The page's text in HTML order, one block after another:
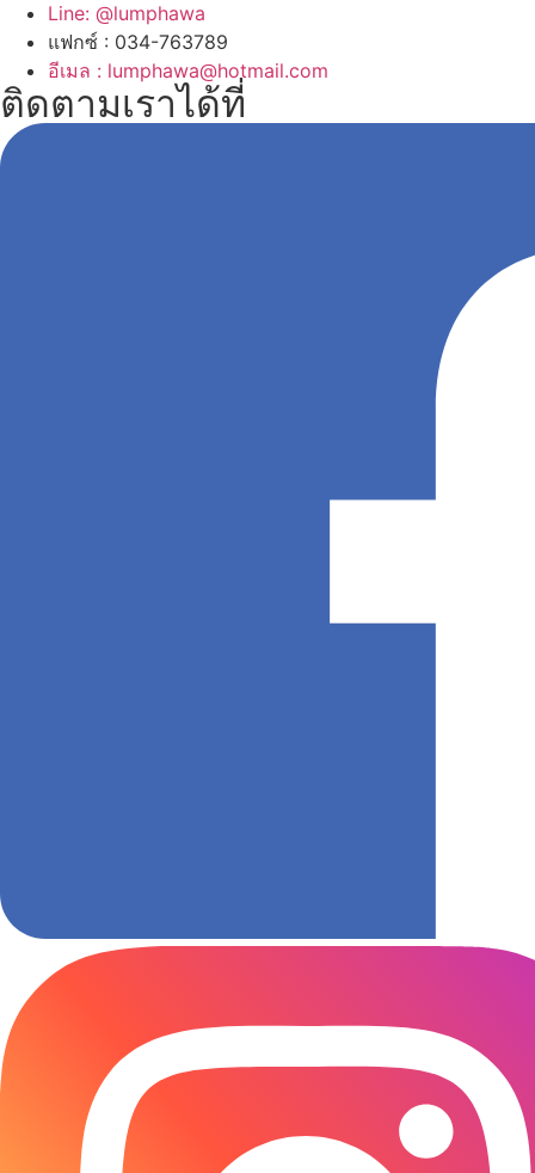
Line: @lumphawa
แฟกซ์ : 034-763789
อีเมล : lumphawa@hotmail.com
ติดตามเราได้ที่